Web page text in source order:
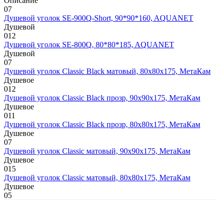
07
Душевой уголок SE-900Q-Short, 90*90*160, AQUANET
Душевой
012
Душевой уголок SE-800Q, 80*80*185, AQUANET
Душевой
07
Душевой уголок Classic Black матовый, 80х80х175, МетаКам
Душевое
012
Душевой уголок Classic Black прозр, 90х90х175, МетаКам
Душевое
011
Душевой уголок Classic Black прозр, 80х80х175, МетаКам
Душевое
07
Душевой уголок Classic матовый, 90х90х175, МетаКам
Душевое
015
Душевой уголок Classic матовый, 80х80х175, МетаКам
Душевое
05